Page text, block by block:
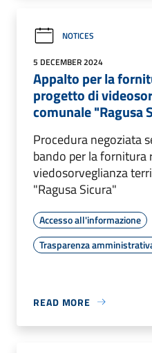
NOTICES
5 DECEMBER 2024
Appalto per la
progetto di
comunale "Ragusa
Procedura negoziata
bando per la fornitura
viedosorveglianza
"Ragusa Sicura"
Accesso all'informazione
Trasparenza
READ MORE